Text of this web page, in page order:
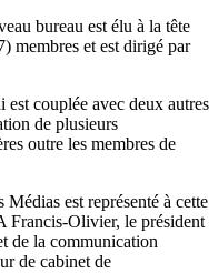
est élu à la tête
membres et est dirigé par
est couplée avec deux autres
de plusieurs
outre les membres de
est représenté à cette
Francis-Olivier, le président
de la communication
de cabinet de